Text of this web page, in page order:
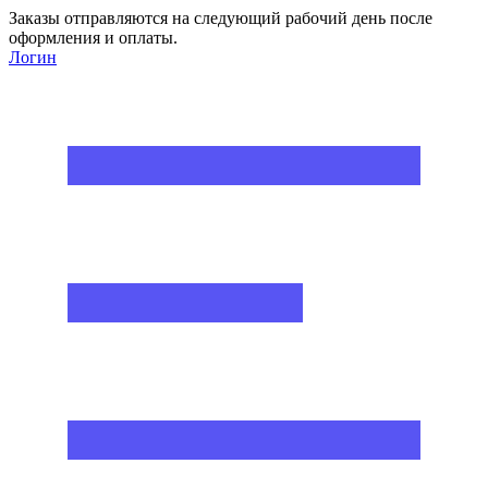
Заказы отправляются на следующий рабочий день после
оформления и оплаты.
Логин